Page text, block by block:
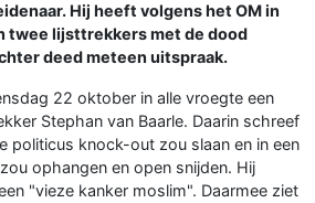
Hij heeft volgens het OM in
twee lijsttrekkers met de dood
deed meteen uitspraak.
22 oktober in alle vroegte een
Stephan van Baarle. Daarin schreef
politicus knock-out zou slaan en in een
ophangen en open snijden. Hij
"vieze kanker moslim". Daarmee ziet